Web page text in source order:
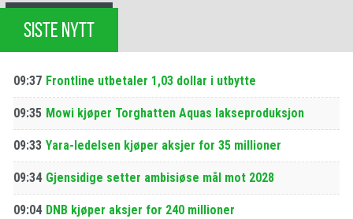
SISTE NYTT
09:37 Frontline utbetaler 1,03 dollar i utbytte
09:35 Mowi kjøper Torghatten Aquas lakseproduksjon
09:33 Yara-ledelsen kjøper aksjer for 35 millioner
09:34 Gjensidige setter ambisiøse mål mot 2028
09:04 DNB kjøper aksjer for 240 millioner